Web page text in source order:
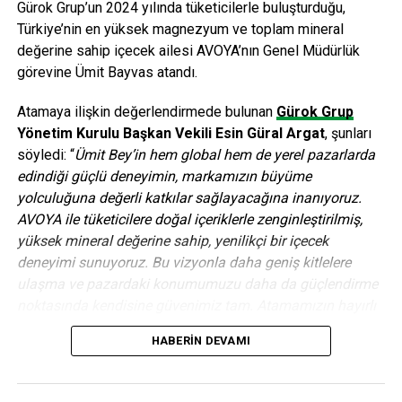
olarak nitelendirilen kişilerin girişlerine izin verilmektedir.
ANAHTAR KELIMELER:
ANNIKA KLAR
EŞ GENEL MÜDÜR
FEATUERD
HANNOVER FAIRS TURKEY FUARCILIK
İSTANBUL TÜYAP FUAR VE KONGRE MERKEZI
KAPORTA VE BOYA
LASTIKLER VE JANTLAR
MESSE FRANKFURT ISTANBUL
MICHAEL4 JONNES
OTOMOTIV SEKTÖRÜ
OTOMOTIV SEKTÖRÜ İHRACATI
PARÇA VE SISTEMLER
SONRAKI
Şirketlerin geleceğini DataRobot şekillendirecek
Hybird’e büyük ilgi
editor
Gürok Grup’un 2024 yılında tüketicilerle buluşturduğu,
Türkiye’nin en yüksek magnezyum ve toplam mineral
değerine sahip içecek ailesi AVOYA’nın Genel Müdürlük
görevine Ümit Bayvas atandı.
Atamaya ilişkin değerlendirmede bulunan Gürok Grup
Yönetim Kurulu Başkan Vekili Esin Güral Argat, şunları
söyledi: “Ümit Bey’in hem global hem de yerel pazarlarda
edindiği güçlü deneyimin, markamızın büyüme
yolculuğuna değerli katkılar sağlayacağına inanıyoruz.
AVOYA ile tüketicilere doğal içeriklerle zenginleştirilmiş,
yüksek mineral değerine sahip, yenilikçi bir içecek
deneyimi sunuyoruz. Bu vizyonla daha geniş kitlelere
ulaşma ve pazardaki konumumuzu daha da güçlendirme
ve uğurlu olmasını diliyoruz.”
düzey yönetici olarak görev alan Ümit Bayvas, 30 yılı aşkın
HABERIN DEVAMI